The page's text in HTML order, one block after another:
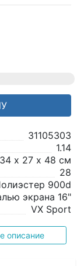
31105303
1.14
34 х 27 х 48 см
28
900d
экрана 16"
VX Sport
описание